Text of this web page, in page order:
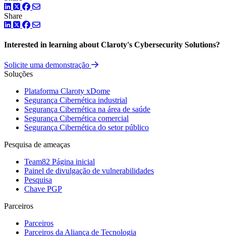
LinkedIn
TwitterFacebook
Share
LinkedIn
TwitterFacebook
Interested in learning about Claroty's Cybersecurity Solutions?
Solicite uma demonstração
Soluções
Plataforma Claroty xDome
Segurança Cibernética industrial
Segurança Cibernética na área de saúde
Segurança Cibernética comercial
Segurança Cibernética do setor público
Pesquisa de ameaças
Team82 Página inicial
Painel de divulgação de vulnerabilidades
Pesquisa
Chave PGP
Parceiros
Parceiros
Parceiros da Aliança de Tecnologia